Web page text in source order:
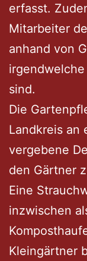
erfasst.
Mitarbeiter
anhand von
sind.
Die
Landkreis an
vergebene
den Gärtner
Eine
inzwischen
Kleingärtner